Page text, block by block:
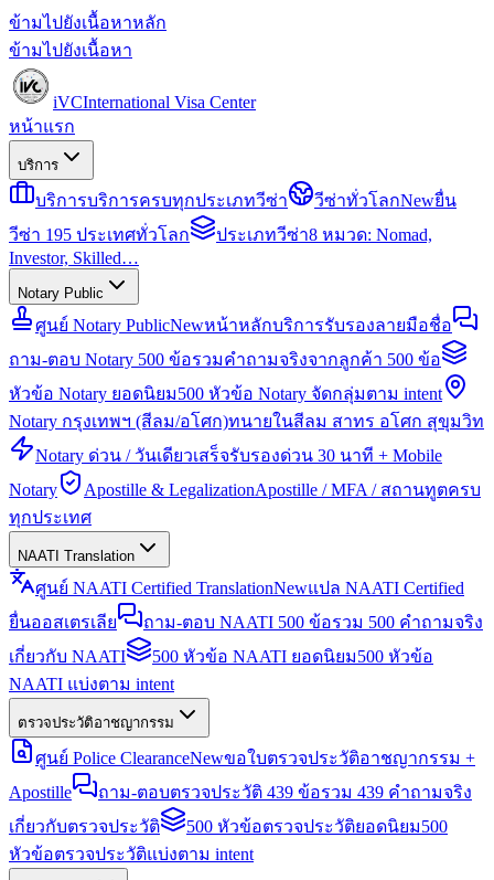
ข้ามไปยังเนื้อหาหลัก
ข้ามไปยังเนื้อหา
iVCInternational Visa Center
หน้าแรก
บริการ
บริการบริการครบทุกประเภทวีซ่า วีซ่าทั่วโลกNewยื่น
วีซ่า 195 ประเทศทั่วโลก
ประเภทวีซ่า8 หมวด: Nomad,
Investor, Skilled…
Notary Public
ศูนย์ Notary PublicNewหน้าหลักบริการรับรองลายมือชื่อ
ถาม-ตอบ Notary 500 ข้อรวมคำถามจริงจากลูกค้า 500 ข้อ
หัวข้อ Notary ยอดนิยม500 หัวข้อ Notary จัดกลุ่มตาม intent
Notary กรุงเทพฯ (สีลม/อโศก)ทนายในสีลม สาทร อโศก สุขุมวิท
Notary ด่วน / วันเดียวเสร็จรับรองด่วน 30 นาที + Mobile
Notary
Apostille & LegalizationApostille / MFA / สถานทูตครบ
ทุกประเทศ
NAATI Translation
ศูนย์ NAATI Certified TranslationNewแปล NAATI Certified
ยื่นออสเตรเลีย
ถาม-ตอบ NAATI 500 ข้อรวม 500 คำถามจริง
เกี่ยวกับ NAATI
500 หัวข้อ NAATI ยอดนิยม500 หัวข้อ
NAATI แบ่งตาม intent
ตรวจประวัติอาชญากรรม
ศูนย์ Police ClearanceNewขอใบตรวจประวัติอาชญากรรม +
Apostille
ถาม-ตอบตรวจประวัติ 439 ข้อรวม 439 คำถามจริง
เกี่ยวกับตรวจประวัติ
500 หัวข้อตรวจประวัติยอดนิยม500
หัวข้อตรวจประวัติแบ่งตาม intent